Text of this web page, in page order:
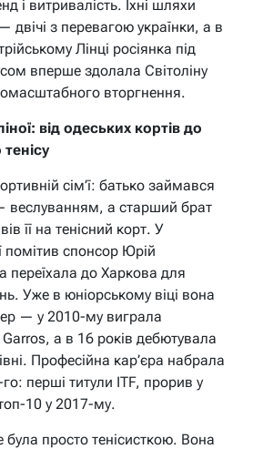
і витривалість. Їхні шляхи
двічі з перевагою українки, а в
Лінці росіянка під
вперше здолала Світоліну
вторгнення.
від одеських кортів до
сім’ї: батько займався
а старший брат
її на тенісний корт. У
помітив спонсор Юрій
переїхала до Харкова для
Уже в юніорському віці вона
— у 2010-му виграла
а в 16 років дебютувала
Професійна кар’єра набрала
перші титули ITF, прорив у
10 у 2017-му.
була просто тенісисткою. Вона